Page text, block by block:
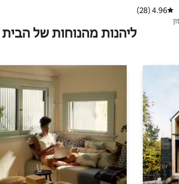
דירוג ממוצע של 4.96 מתוך 5, 28 ביקורות
4.96 (28)
ליהנות מהנוחות של